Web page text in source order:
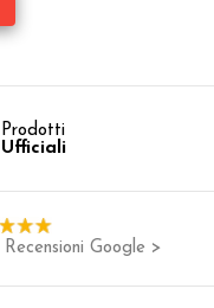
Prodotti
Ufficiali
Recensioni Google >